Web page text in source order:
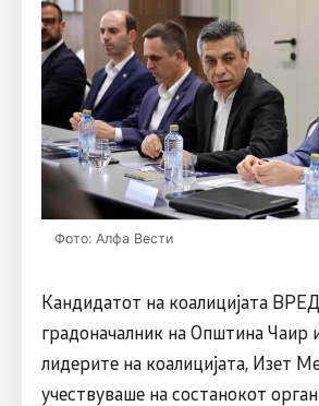
Фото: Алфа Вести
Кандидатот на коалицијата
градоначалник на Општина Чаир
лидерите на коалицијата, Изет
учествуваше на состанокот